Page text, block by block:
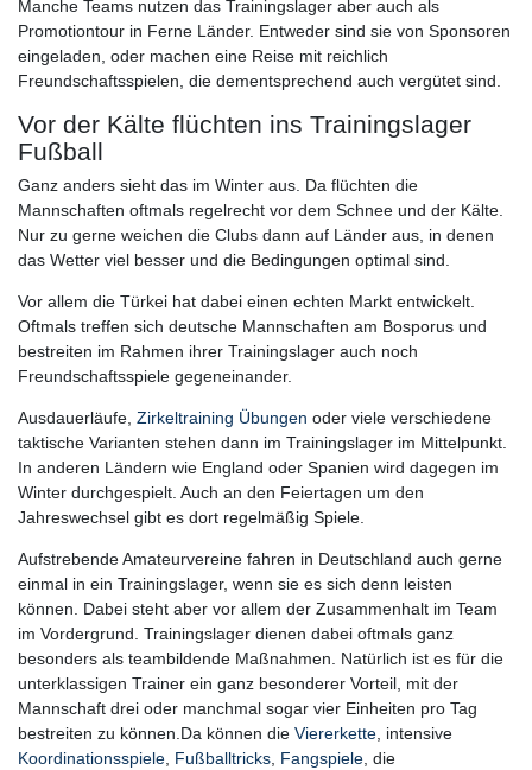
Manche Teams nutzen das Trainingslager aber auch als
Promotiontour in Ferne Länder. Entweder sind sie von Sponsoren
eingeladen, oder machen eine Reise mit reichlich
Freundschaftsspielen, die dementsprechend auch vergütet sind.
Vor der Kälte flüchten ins Trainingslager
Fußball
Ganz anders sieht das im Winter aus. Da flüchten die
Mannschaften oftmals regelrecht vor dem Schnee und der Kälte.
Nur zu gerne weichen die Clubs dann auf Länder aus, in denen
das Wetter viel besser und die Bedingungen optimal sind.
Vor allem die Türkei hat dabei einen echten Markt entwickelt.
Oftmals treffen sich deutsche Mannschaften am Bosporus und
bestreiten im Rahmen ihrer Trainingslager auch noch
Freundschaftsspiele gegeneinander.
Ausdauerläufe, Zirkeltraining Übungen oder viele verschiedene
taktische Varianten stehen dann im Trainingslager im Mittelpunkt.
In anderen Ländern wie England oder Spanien wird dagegen im
Winter durchgespielt. Auch an den Feiertagen um den
Jahreswechsel gibt es dort regelmäßig Spiele.
Aufstrebende Amateurvereine fahren in Deutschland auch gerne
einmal in ein Trainingslager, wenn sie es sich denn leisten
können. Dabei steht aber vor allem der Zusammenhalt im Team
im Vordergrund. Trainingslager dienen dabei oftmals ganz
besonders als teambildende Maßnahmen. Natürlich ist es für die
unterklassigen Trainer ein ganz besonderer Vorteil, mit der
Mannschaft drei oder manchmal sogar vier Einheiten pro Tag
bestreiten zu können.Da können die Viererkette , intensive
Koordinationsspiele Fußballtricks Fangspiele , die